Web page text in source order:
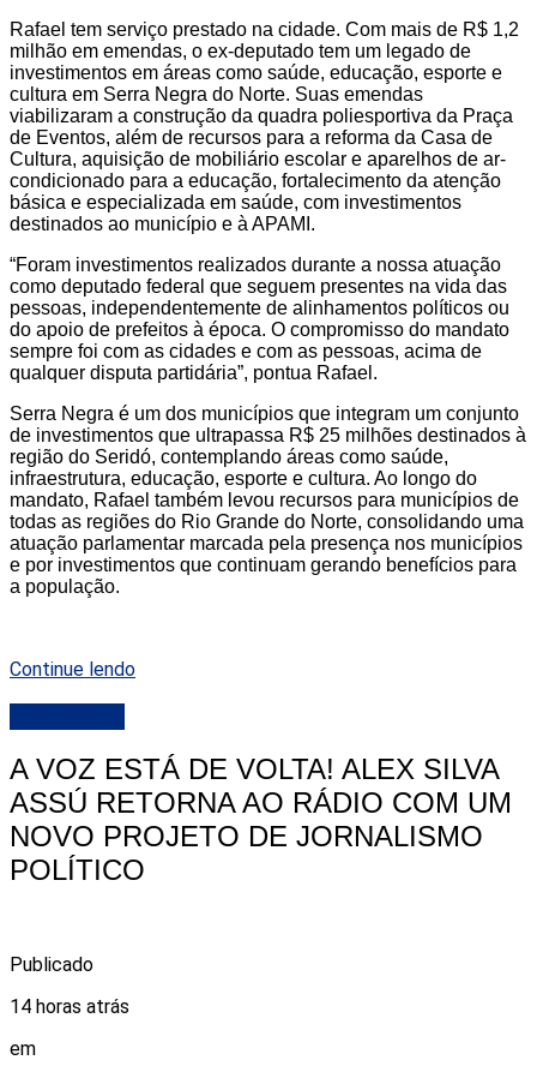
Rafael tem serviço prestado na cidade. Com mais de R$ 1,2
milhão em emendas, o ex-deputado tem um legado de
investimentos em áreas como saúde, educação, esporte e
cultura em Serra Negra do Norte. Suas emendas
viabilizaram a construção da quadra poliesportiva da Praça
de Eventos, além de recursos para a reforma da Casa de
Cultura, aquisição de mobiliário escolar e aparelhos de ar-
condicionado para a educação, fortalecimento da atenção
básica e especializada em saúde, com investimentos
destinados ao município e à APAMI.
“Foram investimentos realizados durante a nossa atuação
como deputado federal que seguem presentes na vida das
pessoas, independentemente de alinhamentos políticos ou
do apoio de prefeitos à época. O compromisso do mandato
sempre foi com as cidades e com as pessoas, acima de
qualquer disputa partidária”, pontua Rafael.
Serra Negra é um dos municípios que integram um conjunto
de investimentos que ultrapassa R$ 25 milhões destinados à
região do Seridó, contemplando áreas como saúde,
infraestrutura, educação, esporte e cultura. Ao longo do
mandato, Rafael também levou recursos para municípios de
todas as regiões do Rio Grande do Norte, consolidando uma
atuação parlamentar marcada pela presença nos municípios
e por investimentos que continuam gerando benefícios para
a população.
Continue lendo
A VOZ ESTÁ DE VOLTA! ALEX SILVA
ASSÚ RETORNA AO RÁDIO COM UM
NOVO PROJETO DE JORNALISMO
POLÍTICO
Publicado
14 horas atrás
em